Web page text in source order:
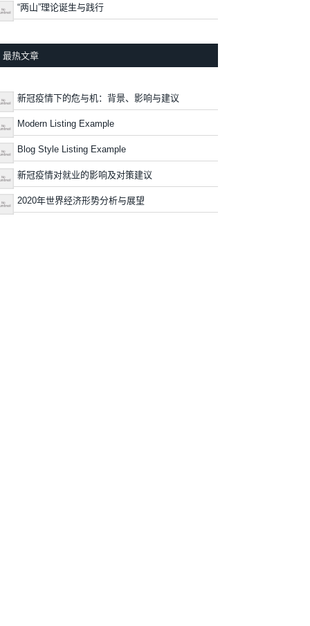
“两山”理论诞生与践行
最热文章
新冠疫情下的危与机：背景、影响与建议
Modern Listing Example
Blog Style Listing Example
新冠疫情对就业的影响及对策建议
2020年世界经济形势分析与展望